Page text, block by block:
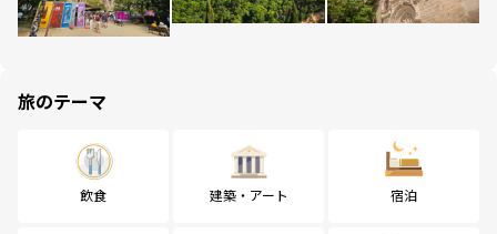
旅のテーマ
飲食 建築・アート 宿泊